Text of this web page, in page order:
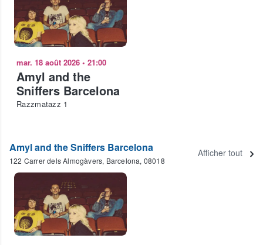
mar. 18 août 2026 • 21:00
Amyl and the
Sniffers Barcelona
Razzmatazz 1
Amyl and the Sniffers Barcelona
122 Carrer dels Almogàvers, Barcelona, 08018
Afficher tout